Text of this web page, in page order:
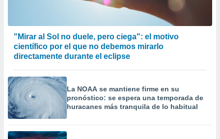
"Mirar al Sol no duele, pero ciega": el motivo
científico por el que no debemos mirarlo
directamente durante el eclipse
La NOAA se mantiene firme en su
pronóstico: se espera una temporada de
huracanes más tranquila de lo habitual